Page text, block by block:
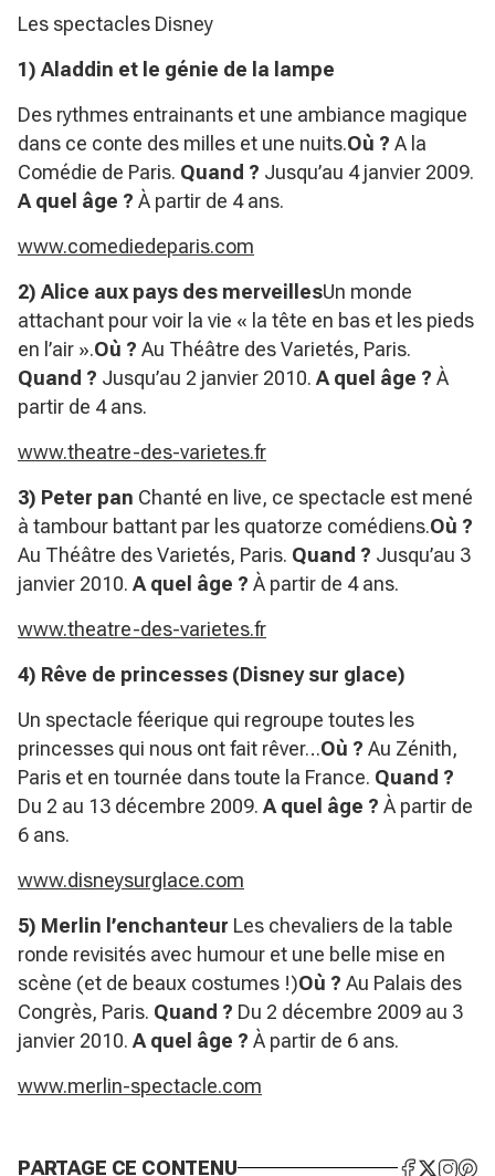
Les spectacles Disney
1) Aladdin et le génie de la lampe
Des rythmes entrainants et une ambiance magique
dans ce conte des milles et une nuits.Où ? A la
Comédie de Paris. Quand ? Jusqu’au 4 janvier 2009.
A quel âge ? À partir de 4 ans.
www.comediedeparis.com
2) Alice aux pays des merveillesUn monde
attachant pour voir la vie « la tête en bas et les pieds
en l’air ».Où ? Au Théâtre des Varietés, Paris.
Quand ? Jusqu’au 2 janvier 2010. A quel âge ? À
partir de 4 ans.
www.theatre-des-varietes.fr
3) Peter pan Chanté en live, ce spectacle est mené
à tambour battant par les quatorze comédiens.Où ?
Au Théâtre des Varietés, Paris. Quand ? Jusqu’au 3
janvier 2010. A quel âge ? À partir de 4 ans.
www.theatre-des-varietes.fr
4) Rêve de princesses (Disney sur glace)
Un spectacle féerique qui regroupe toutes les
princesses qui nous ont fait rêver…Où ? Au Zénith,
Paris et en tournée dans toute la France. Quand ?
Du 2 au 13 décembre 2009. A quel âge ? À partir de
6 ans.
www.disneysurglace.com
5) Merlin l’enchanteur Les chevaliers de la table
ronde revisités avec humour et une belle mise en
scène (et de beaux costumes !)Où ? Au Palais des
Congrès, Paris. Quand ? Du 2 décembre 2009 au 3
janvier 2010. A quel âge ? À partir de 6 ans.
www.merlin-spectacle.com
PARTAGE CE CONTENU